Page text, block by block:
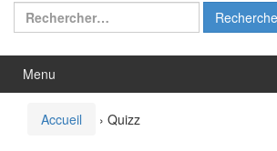
Rechercher :
Menu
Accueil › Quizz